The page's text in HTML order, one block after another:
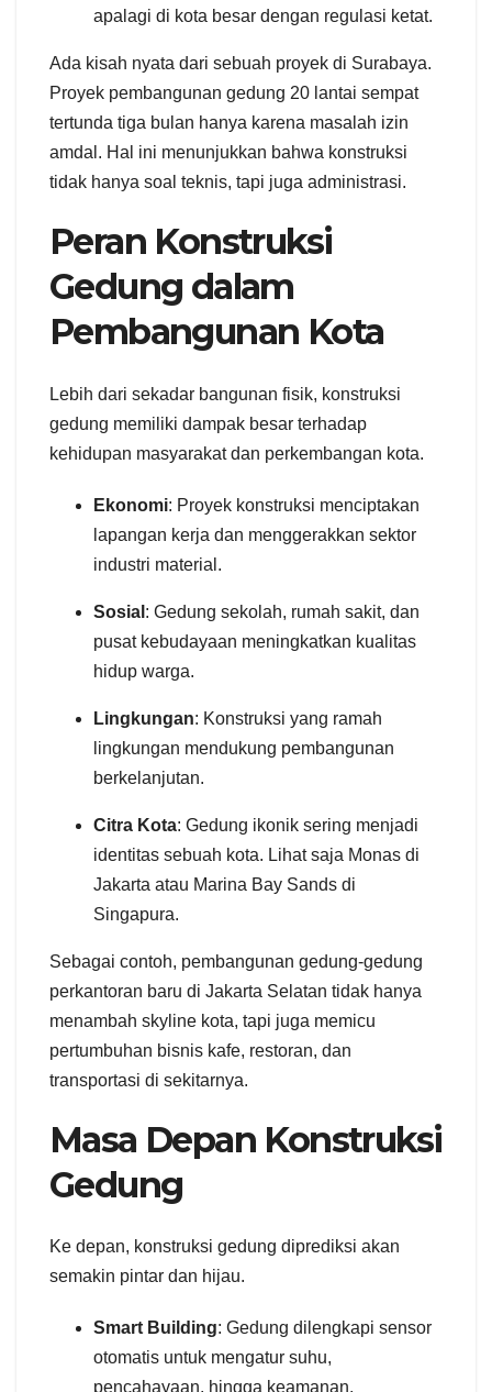
apalagi di kota besar dengan regulasi ketat.
Ada kisah nyata dari sebuah proyek di Surabaya.
Proyek pembangunan gedung 20 lantai sempat
tertunda tiga bulan hanya karena masalah izin
amdal. Hal ini menunjukkan bahwa konstruksi
tidak hanya soal teknis, tapi juga administrasi.
Peran Konstruksi
Gedung dalam
Pembangunan Kota
Lebih dari sekadar bangunan fisik, konstruksi
gedung memiliki dampak besar terhadap
kehidupan masyarakat dan perkembangan kota.
Ekonomi: Proyek konstruksi menciptakan
lapangan kerja dan menggerakkan sektor
industri material.
Sosial : Gedung sekolah, rumah sakit, dan
pusat kebudayaan meningkatkan kualitas
hidup warga.
Lingkungan: Konstruksi yang ramah
lingkungan mendukung pembangunan
berkelanjutan.
Citra Kota: Gedung ikonik sering menjadi
identitas sebuah kota. Lihat saja Monas di
Jakarta atau Marina Bay Sands di
Singapura.
Sebagai contoh, pembangunan gedung-gedung
perkantoran baru di Jakarta Selatan tidak hanya
menambah skyline kota, tapi juga memicu
pertumbuhan bisnis kafe, restoran, dan
transportasi di sekitarnya.
Masa Depan Konstruksi
Gedung
Ke depan, konstruksi gedung diprediksi akan
semakin pintar dan hijau.
Smart Building: Gedung dilengkapi sensor
otomatis untuk mengatur suhu,
pencahayaan, hingga keamanan.